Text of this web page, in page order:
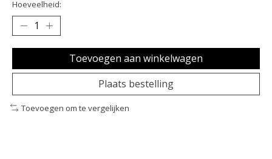
Hoeveelheid:
Toevoegen aan winkelwagen
Plaats bestelling
Toevoegen om te vergelijken